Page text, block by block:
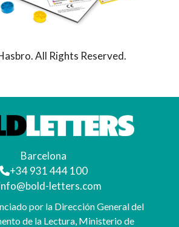
All Rights Reserved.
Barcelona
+34 931 444 100
letters.com
por la Dirección General del
de la Lectura, Ministerio de